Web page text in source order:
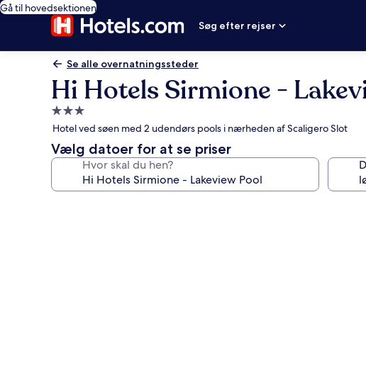
Gå til hovedsektionen
Søg efter rejser
Se alle overnatningssteder
Hi Hotels Sirmione -
3.0-
stjernet
overnatningssted
Hotel ved søen med 2 udendørs pools i nærheden af Scaligero Slot
Vælg datoer for at se priser
Hvor skal du hen?